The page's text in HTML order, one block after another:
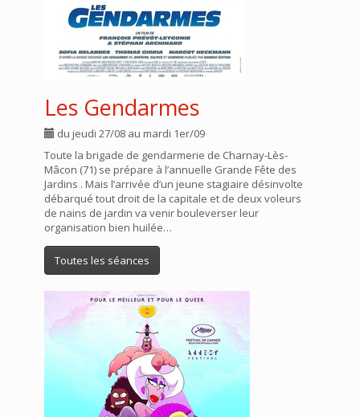
Les Gendarmes
du jeudi 27/08 au mardi 1er/09
Toute la brigade de gendarmerie de Charnay-Lès-
Mâcon (71) se prépare à l’annuelle Grande Fête des
Jardins . Mais l’arrivée d’un jeune stagiaire désinvolte
débarqué tout droit de la capitale et de deux voleurs
de nains de jardin va venir bouleverser leur
organisation bien huilée…
Toutes les séances